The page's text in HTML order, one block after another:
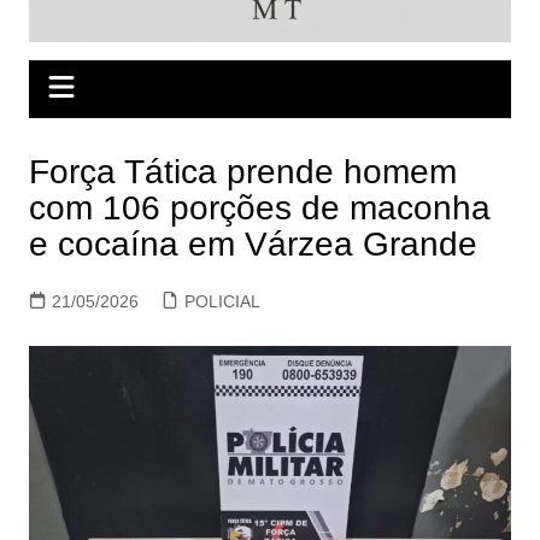
Força Tática prende homem
com 106 porções de maconha
e cocaína em Várzea Grande
21/05/2026 POLICIAL